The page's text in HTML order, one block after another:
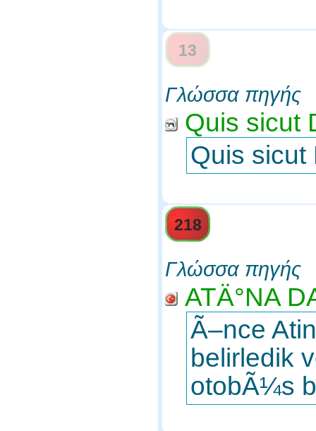
13
Γλώσσα πηγής
Quis sicut
Quis sicut
218
Γλώσσα πηγής
ATÄ°NA
Ã–nce
belirledik
otobÃ¼s